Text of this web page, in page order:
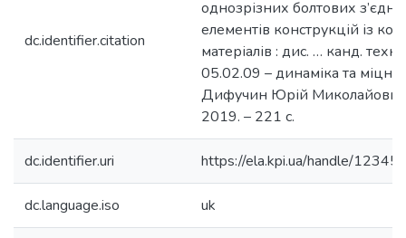
dc.identifier.citation
однозрізних болтових
елементів конструкцій із
матеріалів : дис. … канд. техн.
05.02.09 – динаміка та
Дифучин Юрій Миколайович.
2019. – 221 с.
dc.identifier.uri https://ela.kpi.ua/handle/
dc.language.iso uk